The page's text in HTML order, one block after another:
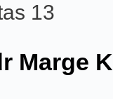
13
Marge